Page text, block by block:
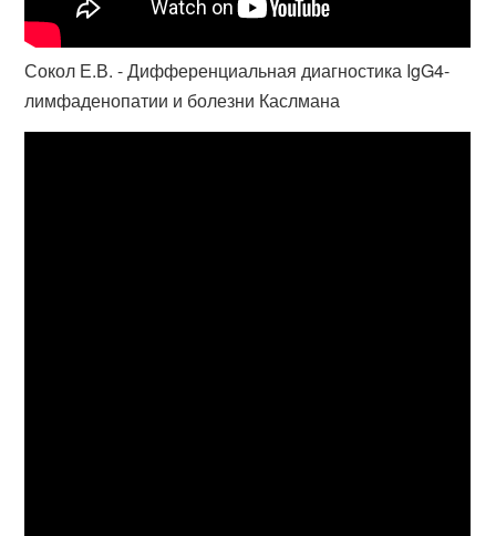
Сокол Е.В. - Дифференциальная диагностика IgG4-
лимфаденопатии и болезни Каслмана